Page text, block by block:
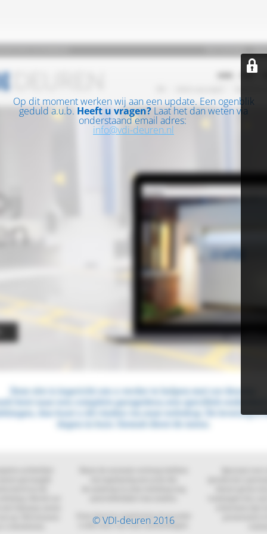
Op dit moment werken wij aan een update. Een ogenblik
geduld a.u.b. Heeft u vragen? Laat het dan weten via
onderstaand email adres:
info@vdi-deuren.nl
© VDI-deuren 2016